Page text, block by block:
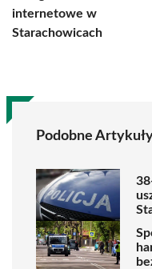
internetowe w
Starachowicach
Podobne